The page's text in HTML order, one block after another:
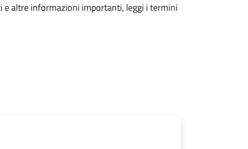
e altre informazioni importanti, leggi i termini